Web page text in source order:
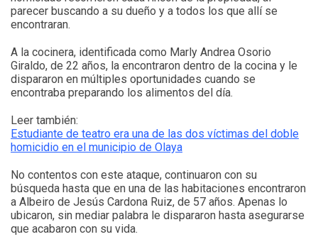
parecer buscando a su dueño y a todos los que allí se
encontraran.
A la cocinera, identificada como Marly Andrea Osorio
Giraldo, de 22 años, la encontraron dentro de la cocina y le
dispararon en múltiples oportunidades cuando se
encontraba preparando los alimentos del día.
Leer también:
Estudiante de teatro era una de las dos víctimas del doble
homicidio en el municipio de Olaya
No contentos con este ataque, continuaron con su
búsqueda hasta que en una de las habitaciones encontraron
a Albeiro de Jesús Cardona Ruiz, de 57 años. Apenas lo
ubicaron, sin mediar palabra le dispararon hasta asegurarse
que acabaron con su vida.